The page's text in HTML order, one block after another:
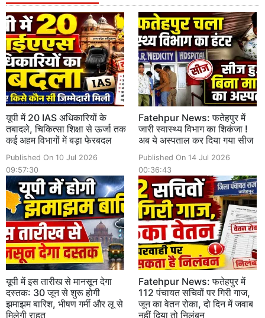
यूपी में 20 IAS अधिकारियों के
तबादले, चिकित्सा शिक्षा से ऊर्जा तक
कई अहम विभागों में बड़ा फेरबदल
Published On 10 Jul 2026
09:57:30
Fatehpur News: फतेहपुर में
जारी स्वास्थ्य विभाग का शिकंजा !
अब ये अस्पताल कर दिया गया सीज
Published On 14 Jul 2026
00:36:43
यूपी में इस तारीख से मानसून देगा
दस्तक: 30 जून से शुरू होगी
झमाझम बारिश, भीषण गर्मी और लू से
मिलेगी राहत
Fatehpur News: फतेहपुर में
112 पंचायत सचिवों पर गिरी गाज,
जून का वेतन रोका, दो दिन में जवाब
नहीं दिया तो निलंबन